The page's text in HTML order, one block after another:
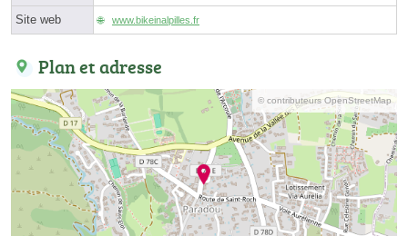
Site web www.bikeinalpilles.fr
Plan et adresse
© contributeurs OpenStreetMap